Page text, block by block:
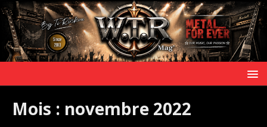
Mois : novembre 2022